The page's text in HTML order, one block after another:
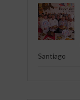
Santiago